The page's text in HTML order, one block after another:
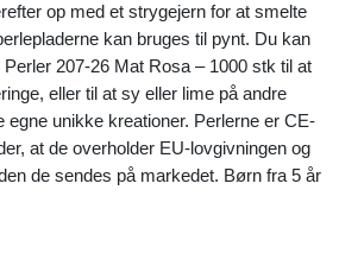
op med et strygejern for at smelte
kan bruges til pynt. Du kan
207-26 Mat Rosa – 1000 stk til at
eller til at sy eller lime på andre
egne unikke kreationer. Perlerne er CE-
at de overholder EU-lovgivningen og
de sendes på markedet. Børn fra 5 år